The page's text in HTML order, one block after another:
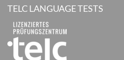
TELC LANGUAGE TESTS